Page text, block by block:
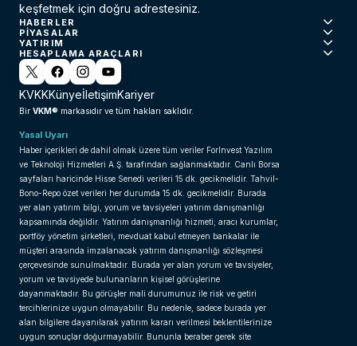
keşfetmek için doğru adrestesiniz.
HABERLER
PIYASALAR
YATIRIM
HESAPLAMA ARAÇLARI
KVKKKünyeİletişimKariyer
Bir VKM® markasıdır ve tüm hakları saklıdır.
Yasal Uyarı
Haber içerikleri de dahil olmak üzere tüm veriler ForInvest Yazılım
ve Teknoloji Hizmetleri A.Ş. tarafından sağlanmaktadır. Canlı Borsa
sayfaları haricinde Hisse Senedi verileri 15 dk. gecikmelidir. Tahvil-
Bono-Repo özet verileri her durumda 15 dk. gecikmelidir. Burada
yer alan yatırım bilgi, yorum ve tavsiyeleri yatırım danışmanlığı
kapsamında değildir. Yatırım danışmanlığı hizmeti; aracı kurumlar,
portföy yönetim şirketleri, mevduat kabul etmeyen bankalar ile
müşteri arasında imzalanacak yatırım danışmanlığı sözleşmesi
çerçevesinde sunulmaktadır. Burada yer alan yorum ve tavsiyeler,
yorum ve tavsiyede bulunanların kişisel görüşlerine
dayanmaktadır. Bu görüşler mali durumunuz ile risk ve getiri
tercihlerinize uygun olmayabilir. Bu nedenle, sadece burada yer
alan bilgilere dayanılarak yatırım kararı verilmesi beklentilerinize
uygun sonuçlar doğurmayabilir. Bununla beraber gerek site